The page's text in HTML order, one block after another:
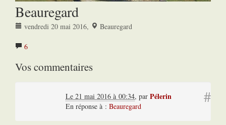
Beauregard
vendredi 20 mai 2016, Beauregard
6
Vos commentaires
#
Le 21 mai 2016 à 00:34, par Pélerin
En réponse à : Beauregard